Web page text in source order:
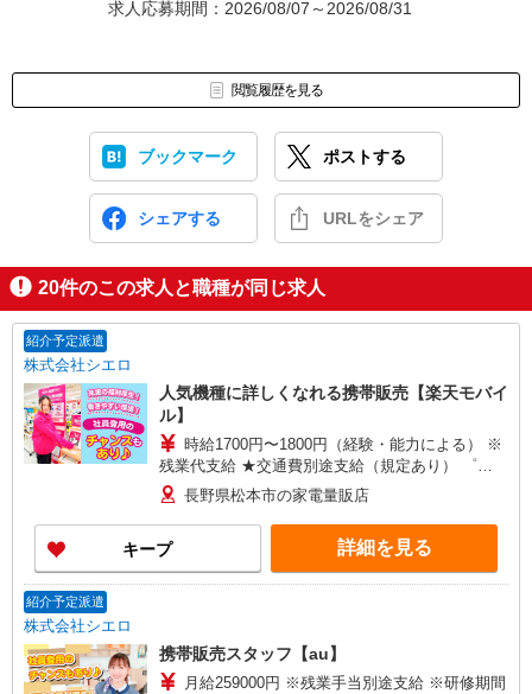
求人応募期間：2026/08/07～2026/08/31
閲覧履歴を見る
ブックマーク ポストする
シェアする URLをシェア
20件のこの求人と職種が同じ求人
紹介予定派遣
株式会社シエロ
人気機種に詳しくなれる携帯販売【楽天モバイ
ル】
時給1700円〜1800円（経験・能力による） ※
残業代支給 ★交通費別途支給（規定あり） ゜
+゜・。○。・゜+゜・。○。・゜+゜ 入社祝い金10
万円支給(規定有) お友達を紹介頂くと, インセンテ
ィブ支給(規定有) ★月2回払い・週払い可能（規程
有）★ ゜・。○。・゜+゜・。○。・゜+゜
長野県松本市の家電量販店
キープ 詳細を見る
紹介予定派遣
株式会社シエロ
携帯販売スタッフ【au】
月給259000円 ※残業手当別途支給 ※研修期間